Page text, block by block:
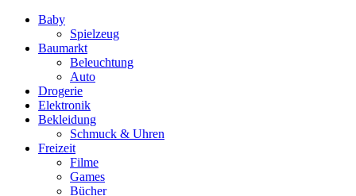
Baby
Spielzeug
Baumarkt
Beleuchtung
Auto
Drogerie
Elektronik
Bekleidung
Schmuck & Uhren
Freizeit
Filme
Games
Bücher